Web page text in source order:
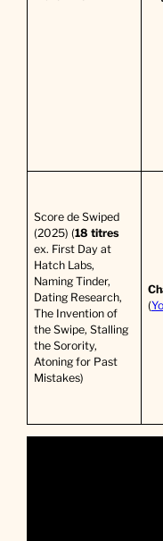
Score de Swiped
(2025) (18 titres
ex. First Day at
Hatch Labs,
Naming Tinder,
Dating Research,
The Invention of
the Swipe, Stalling
the Sorority,
Atoning for Past
Mistakes)
(